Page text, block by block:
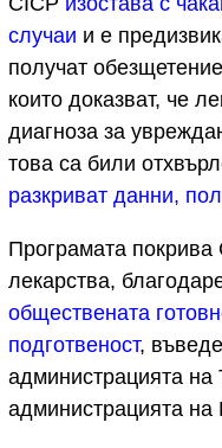
случаи и е
получат
които доказват, че
диагноза за
това са били
разкриват данни,
Програмата покрива
лекарства,
обществената
подготвеност,
администрацията
администрацията на